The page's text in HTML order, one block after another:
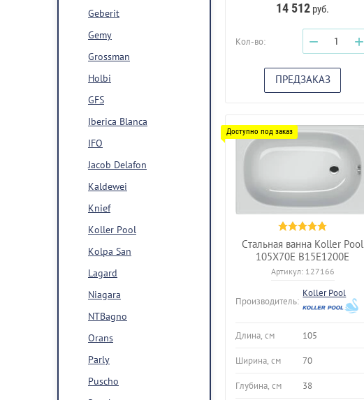
Geberit
Gemy
Grossman
Holbi
GFS
Iberica Blanca
IFO
Jacob Delafon
Kaldewei
Knief
Koller Pool
Kolpa San
Lagard
Niagara
NTBagno
Orans
Parly
Puscho
14 512 руб.
Кол-во: − +
ПРЕДЗАКАЗ
Стальная ванна Koller Pool
105X70E B15E1200E
Артикул:127166
Производитель:
Koller Pool
Длина, см 105
Ширина, см 70
Глубина, см 38